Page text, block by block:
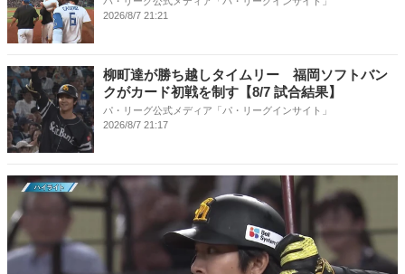
2026/8/7 21:21
柳町達が勝ち越しタイムリー 福岡ソフトバン
クがカード初戦を制す【8/7 試合結果】
パ・リーグ公式メディア「パ・リーグインサイト」
2026/8/7 21:17